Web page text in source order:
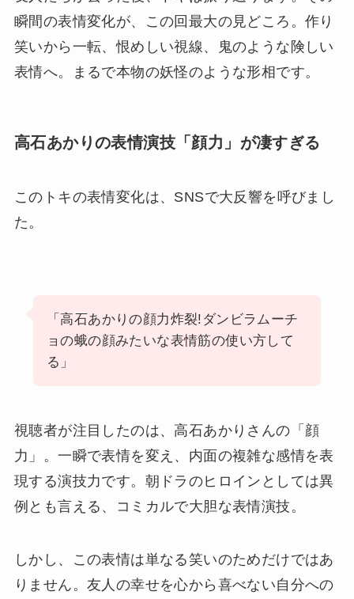
瞬間の表情変化が、この回最大の見どころ。作り
笑いから一転、恨めしい視線、鬼のような険しい
表情へ。まるで本物の妖怪のような形相です。
高石あかりの表情演技「顔力」が凄すぎる
このトキの表情変化は、SNSで大反響を呼びまし
た。
「高石あかりの顔力炸裂!ダンビラムーチ
ョの蛾の顔みたいな表情筋の使い方して
る」
視聴者が注目したのは、高石あかりさんの「顔
力」。一瞬で表情を変え、内面の複雑な感情を表
現する演技力です。朝ドラのヒロインとしては異
例とも言える、コミカルで大胆な表情演技。
しかし、この表情は単なる笑いのためだけではあ
りません。友人の幸せを心から喜べない自分への